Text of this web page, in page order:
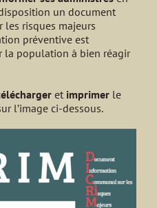
un document
les risques majeurs
préventive est
la population à bien réagir
et imprimerle
l’image ci-dessous.